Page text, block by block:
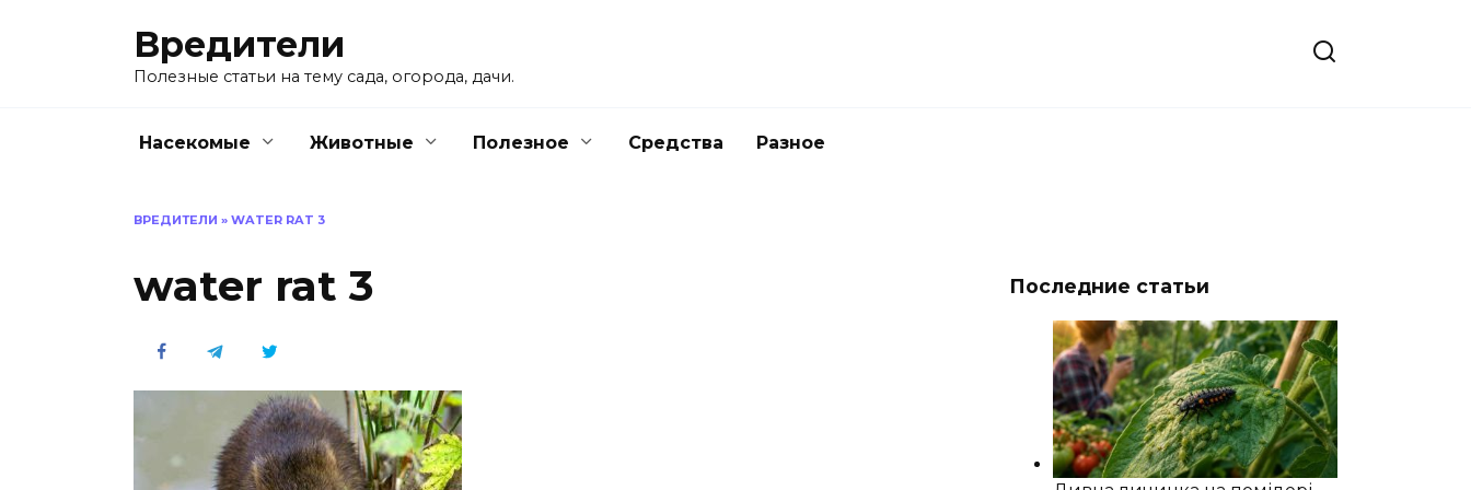
Вредители
Полезные статьи на тему сада, огорода, дачи.
Насекомые Животные Полезное Средства Разное
ВРЕДИТЕЛИ » WATER RAT 3
water rat 3 Последние статьи